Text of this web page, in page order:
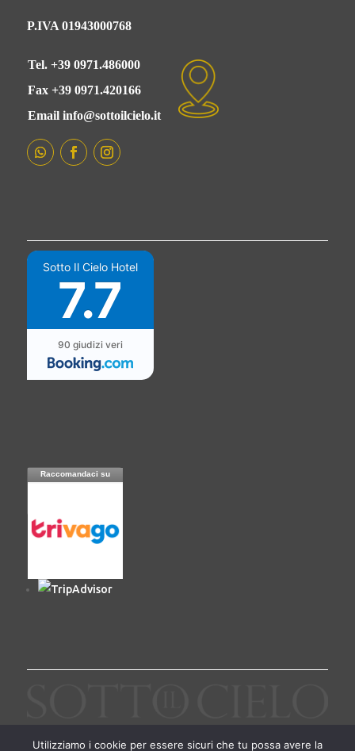
P.IVA 01943000768
Tel. +39 0971.486000
Fax +39 0971.420166
Email info@sottoilcielo.it
Sotto Il Cielo Hotel
7.7
90 giudizi veri
Raccomandaci su
Utilizziamo i cookie per essere sicuri che tu possa avere la